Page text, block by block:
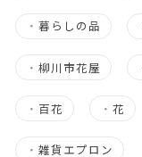
・ 暮らしの品
・ 柳川市花屋
・ 百花 ・花
・ 雑貨エプロン